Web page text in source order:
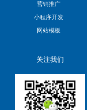
营销推广
小程序开发
网站模板
关注我们